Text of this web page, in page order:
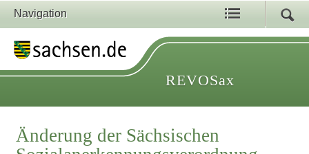
Navigation
REVOSax
Änderung der Sächsischen